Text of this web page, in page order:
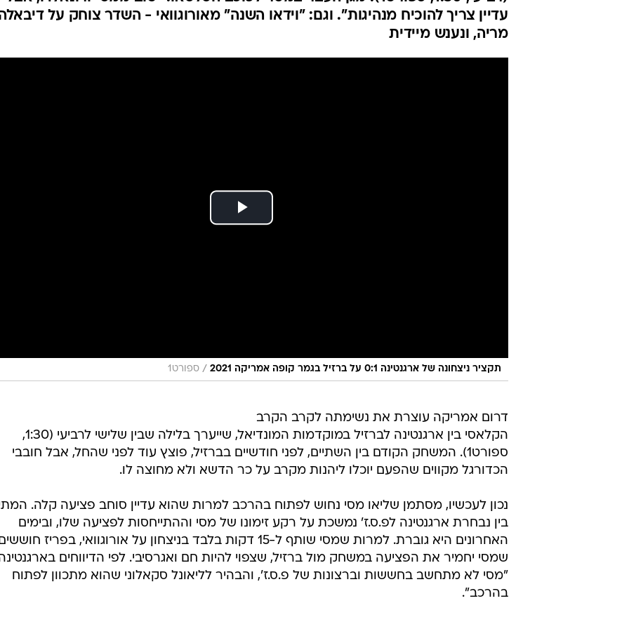
ענפים נוספים
עדיין צריך להוכיח מנהיגות". וגם: "וידאו השנה" מאורוגוואי - השדר צוחק על דיבאלה
מריה, ונענש מיידית
תקציר ניצחונה של ארגנטינה 0:1 על ברזיל בגמר קופה אמריקה 2021 / ספורט1
דרום אמריקה עוצרת את נשימתה לקרב הקרב
הקלאסי בין ארגנטינה לברזיל במוקדמות המונדיאל, שייערך בלילה שבין שלישי לרביעי (1:30,
ספורט1). המשחק הקודם בין השתיים, לפני חודשיים בברזיל, פוצץ עוד לפני שהחל, אבל חובבי
הכדורגל מקווים שהפעם יוכלו ליהנות מקרב על כר הדשא ולא מחוצה לו.
נכון לעכשיו, מסתמן שליאו מסי נחוש לפתוח בהרכב למרות שהוא עדיין סוחב פציעה קלה.
בין נבחרת ארגנטינה לפ.ס.ז' נמשכת על רקע זימונו של מסי וההתייחסות לפציעה שלו, ובימים
האחרונים היא גוברת. למרות שמסי שותף ל-15 דקות בלבד בניצחון על אורוגוואי, בפריז
שמסי יחמיר את הפציעה במשחק מול ברזיל, שצפוי להיות חם ואגרסיבי. לפי הדיווחים
"מסי לא מתחשב בחששות וברצונות של פ.ס.ז', והבהיר לליאונל סקאלוני שהוא מתכוון לפתוח
בהרכב".